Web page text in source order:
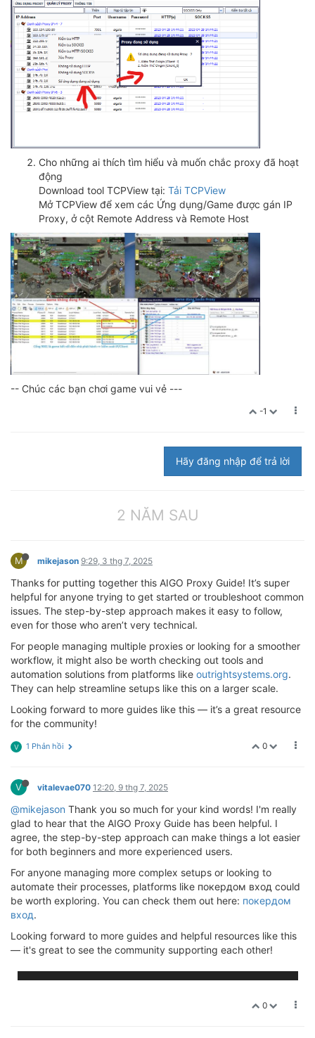
Cho những ai thích tìm hiểu và muốn chắc proxy đã hoạt
động
Download tool TCPView tại: Tải TCPView
Mở TCPView để xem các Ứng dụng/Game được gán IP
Proxy, ở cột Remote Address và Remote Host
-- Chúc các bạn chơi game vui vẻ ---
-1
Hãy đăng nhập để trả lời
2 NĂM SAU
M mikejason 9:29, 3 thg 7, 2025
Thanks for putting together this AIGO Proxy Guide! It’s super
helpful for anyone trying to get started or troubleshoot common
issues. The step-by-step approach makes it easy to follow,
even for those who aren’t very technical.
For people managing multiple proxies or looking for a smoother
workflow, it might also be worth checking out tools and
automation solutions from platforms like outrightsystems.org.
They can help streamline setups like this on a larger scale.
Looking forward to more guides like this — it’s a great resource
for the community!
0
V 1 Phản hồi
V vitalevae070 12:20, 9 thg 7, 2025
@mikejason Thank you so much for your kind words! I'm really
glad to hear that the AIGO Proxy Guide has been helpful. I
agree, the step-by-step approach can make things a lot easier
for both beginners and more experienced users.
For anyone managing more complex setups or looking to
automate their processes, platforms like покердом вход could
be worth exploring. You can check them out here: покердом
вход.
Looking forward to more guides and helpful resources like this
— it's great to see the community supporting each other!
0